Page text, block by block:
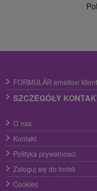
FORMULÁR emailoví
SZCZEGÓŁY
O nas
Kontakt
Polityka prywatności
Zaloguj się do hoteli
Cookies